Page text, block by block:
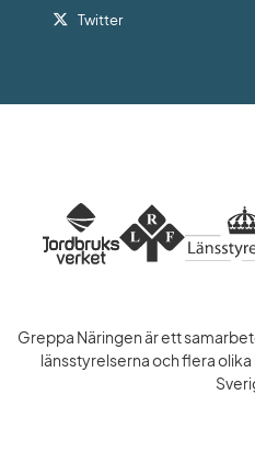
Twitter
Greppa Näringen är ett
länsstyrelserna och flera